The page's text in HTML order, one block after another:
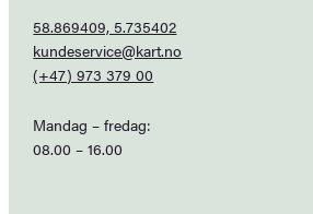
58.869409, 5.735402
kundeservice@kart.no
(+47) 973 379 00
Mandag – fredag:
08.00 – 16.00